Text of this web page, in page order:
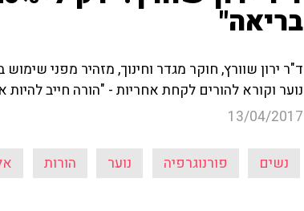
בריאה"
ד"ר ירון שוורץ, חוקר מגדר וחינוך, מזהיר מפני
נוער וקורא להורים לקחת אחריות - "הורה חייב להיות
13/04/2017
נשים פורנוגרפיה נוער הורות